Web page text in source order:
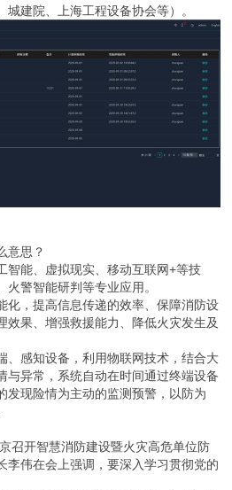
建院、上海工程设备协会等）。
意思？
智能、虚拟现实、移动互联网+等技
警智能研判等专业应用。
化，提高信息传递的效率、保障消防设
效果、增强救援能力、降低火灾发生及
、感知设备，利用物联网技术，结合大
与异常，系统自动在时间通过终端设备
发现险情为主动的监测预警，以防为
召开智慧消防建设暨火灾高危单位防
李伟在会上强调，要深入学习贯彻党的